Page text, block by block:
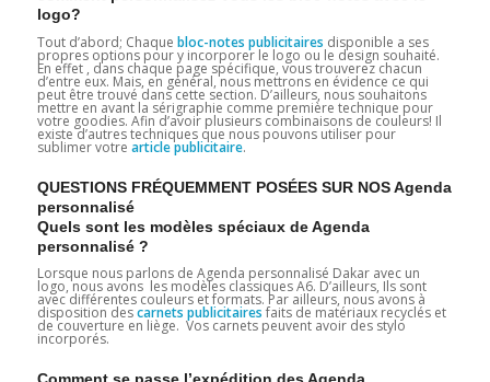
logo?
Tout d’abord; Chaque bloc-notes publicitaires disponible a ses
propres options pour y incorporer le logo ou le design souhaité.
En effet , dans chaque page spécifique, vous trouverez chacun
d’entre eux. Mais, en général, nous mettrons en évidence ce qui
peut être trouvé dans cette section. D’ailleurs, nous souhaitons
mettre en avant la sérigraphie comme première technique pour
votre goodies. Afin d’avoir plusieurs combinaisons de couleurs! Il
existe d’autres techniques que nous pouvons utiliser pour
sublimer votre article publicitaire.
QUESTIONS FRÉQUEMMENT POSÉES SUR NOS Agenda
personnalisé
Quels sont les modèles spéciaux de Agenda
personnalisé ?
Lorsque nous parlons de Agenda personnalisé Dakar avec un
logo, nous avons les modèles classiques A6. D’ailleurs, Ils sont
avec différentes couleurs et formats. Par ailleurs, nous avons à
disposition descarnets publicitaires faits de matériaux recyclés et
de couverture en liège. Vos carnets peuvent avoir des stylo
incorporés.
Comment se passe l’expédition des Agenda